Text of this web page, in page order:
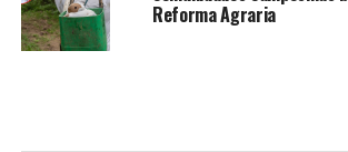
Reforma Agraria